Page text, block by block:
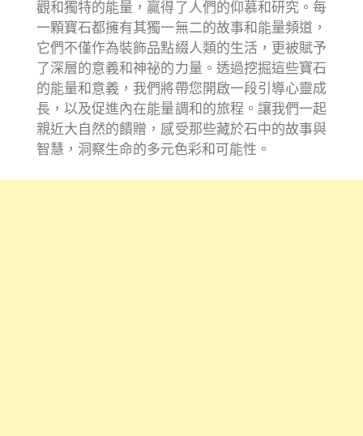
觀和獨特的能量，贏得了人們的仰慕和研究。每
一顆寶石都擁有其獨一無二的故事和能量頻道，
它們不僅作為裝飾品點綴人類的生活，更被賦予
了深層的意義和神祕的力量。透過挖掘這些寶石
的能量和意義，我們將帶您開啟一段引導心靈成
長，以及促進內在能量調和的旅程。讓我們一起
親近大自然的饋贈，感受那些藏於石中的故事與
智慧，洞察生命的多元色彩和可能性。